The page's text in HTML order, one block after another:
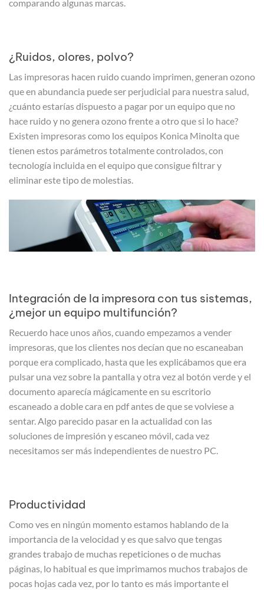
comparando algunas marcas.
¿Ruidos, olores, polvo?
Las impresoras hacen ruido cuando imprimen, generan ozono
que en abundancia puede ser perjudicial para nuestra salud,
¿cuánto estarías dispuesto a pagar por un equipo que no
hace ruido y no genera ozono frente a otro que si lo hace?
Existen impresoras como los equipos Konica Minolta que
tienen estos parámetros totalmente controlados, con
tecnología incluida en el equipo que consigue filtrar y
eliminar este tipo de molestias.
Integración de la impresora con tus sistemas,
¿mejor un equipo multifunción?
Recuerdo hace unos años, cuando empezamos a vender
impresoras, que los clientes nos decían que no escaneaban
porque era complicado, hasta que les explicábamos que era
pulsar una vez sobre la pantalla y otra vez al botón verde y el
documento aparecía mágicamente en su escritorio
escaneado a doble cara en pdf antes de que se volviese a
sentar. Algo parecido pasar en la actualidad con las
soluciones de impresión y escaneo móvil, cada vez
necesitamos ser más independientes de nuestro PC.
Productividad
Como ves en ningún momento estamos hablando de la
importancia de la velocidad y es que salvo que tengas
grandes trabajo de muchas repeticiones o de muchas
páginas, lo habitual es que imprimamos muchos trabajos de
pocas hojas cada vez, por lo tanto es más importante el